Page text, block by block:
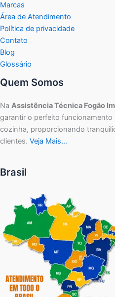
Marcas
Área de Atendimento
Política de privacidade
Contato
Blog
Glossário
Quem Somos
Na Assistência Técnica Fogão
garantir o perfeito
cozinha, proporcionando
clientes. Veja Mais…
Brasil